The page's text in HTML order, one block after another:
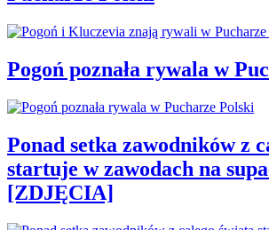
Pogoń poznała rywala w
Ponad setka zawodników z
startuje w zawodach na
[ZDJĘCIA]